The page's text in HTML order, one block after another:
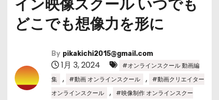
イン映像スクール いつでも
どこでも想像力を形に
By pikakichi2015@gmail.com
1月 3, 2024
#オンラインスクール 動画編
集
, #動画 オンラインスクール ,
#動画クリエイター
オンラインスクール
,
#映像制作 オンラインスクー